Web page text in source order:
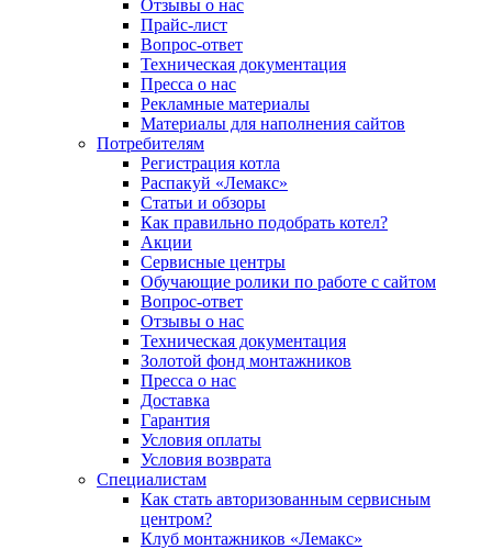
Отзывы о нас
Прайс-лист
Вопрос-ответ
Техническая документация
Пресса о нас
Рекламные материалы
Материалы для наполнения сайтов
Потребителям
Регистрация котла
Распакуй «Лемакс»
Статьи и обзоры
Как правильно подобрать котел?
Акции
Сервисные центры
Обучающие ролики по работе с сайтом
Вопрос-ответ
Отзывы о нас
Техническая документация
Золотой фонд монтажников
Пресса о нас
Доставка
Гарантия
Условия оплаты
Условия возврата
Специалистам
Как стать авторизованным сервисным
центром?
Клуб монтажников «Лемакс»